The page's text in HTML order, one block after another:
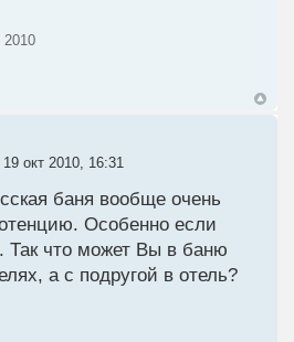
2010
19 окт 2010, 16:31
баня вообще очень
Особенно если
Так что может Вы в баню
а с подругой в отель?